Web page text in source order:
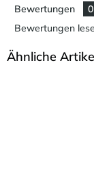
Bewertungen
0
Bewertungen
Ähnliche